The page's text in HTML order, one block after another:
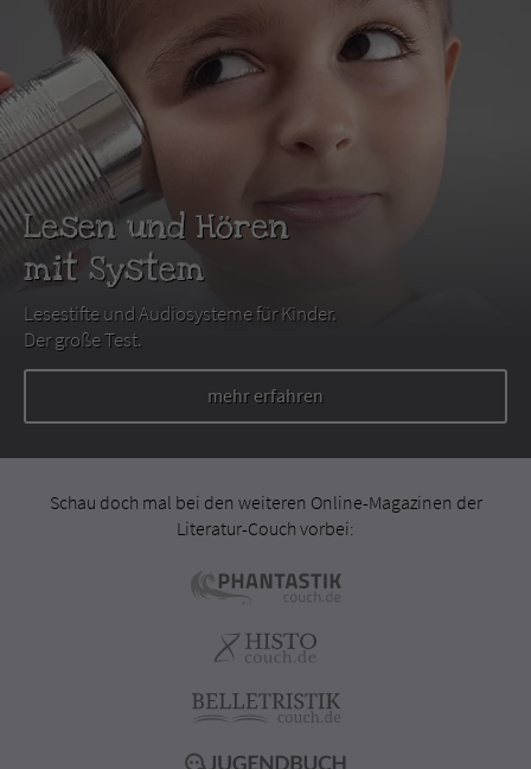
Lesen und Hören
mit System
Lesestifte und Audiosysteme für Kinder.
Der große Test.
mehr erfahren
Schau doch mal bei den weiteren Online-Magazinen der
Literatur-Couch vorbei: